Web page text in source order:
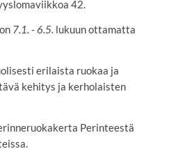
42.
7.1. - 6.5. lukuun ottamatta
erilaista ruokaa ja
kehitys ja kerholaisten
Perinteestä